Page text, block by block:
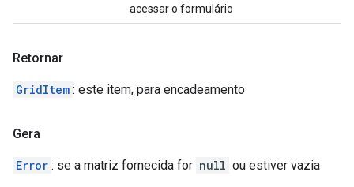
acessar o formulário
Retornar
GridItem : este item, para encadeamento
Gera
Error : se a matriz fornecida for null ou estiver vazia